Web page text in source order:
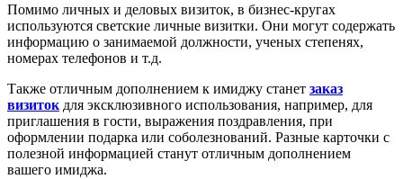
Помимо личных и деловых визиток, в бизнес-кругах
используются светские личные визитки. Они могут содержать
информацию о занимаемой должности, ученых степенях,
номерах телефонов и т.д.
Также отличным дополнением к имиджу станет заказ
визитокдля эксклюзивного использования, например, для
приглашения в гости, выражения поздравления, при
оформлении подарка или соболезнований. Разные карточки с
полезной информацией станут отличным дополнением
вашего имиджа.